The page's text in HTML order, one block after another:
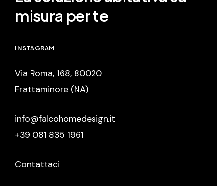
misura per te
INSTAGRAM
Via Roma, 168, 80020
Frattaminore (NA)
info@falcohomedesign.it
+39 081 835 1961
Contattaci